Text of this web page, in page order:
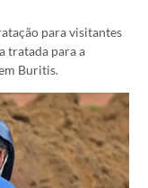
para visitantes
tratada para a
Buritis.